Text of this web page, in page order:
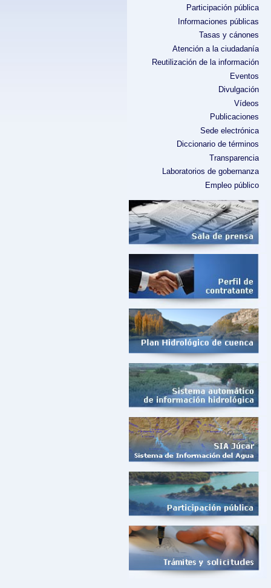
Participación pública
Informaciones públicas
Tasas y cánones
Atención a la ciudadanía
Reutilización de la información
Eventos
Divulgación
Vídeos
Publicaciones
Sede electrónica
Diccionario de términos
Transparencia
Laboratorios de gobernanza
Empleo público